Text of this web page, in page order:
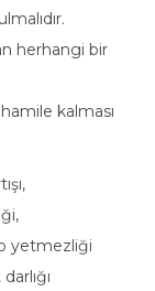
herhangi bir
kalması
yetmezliği